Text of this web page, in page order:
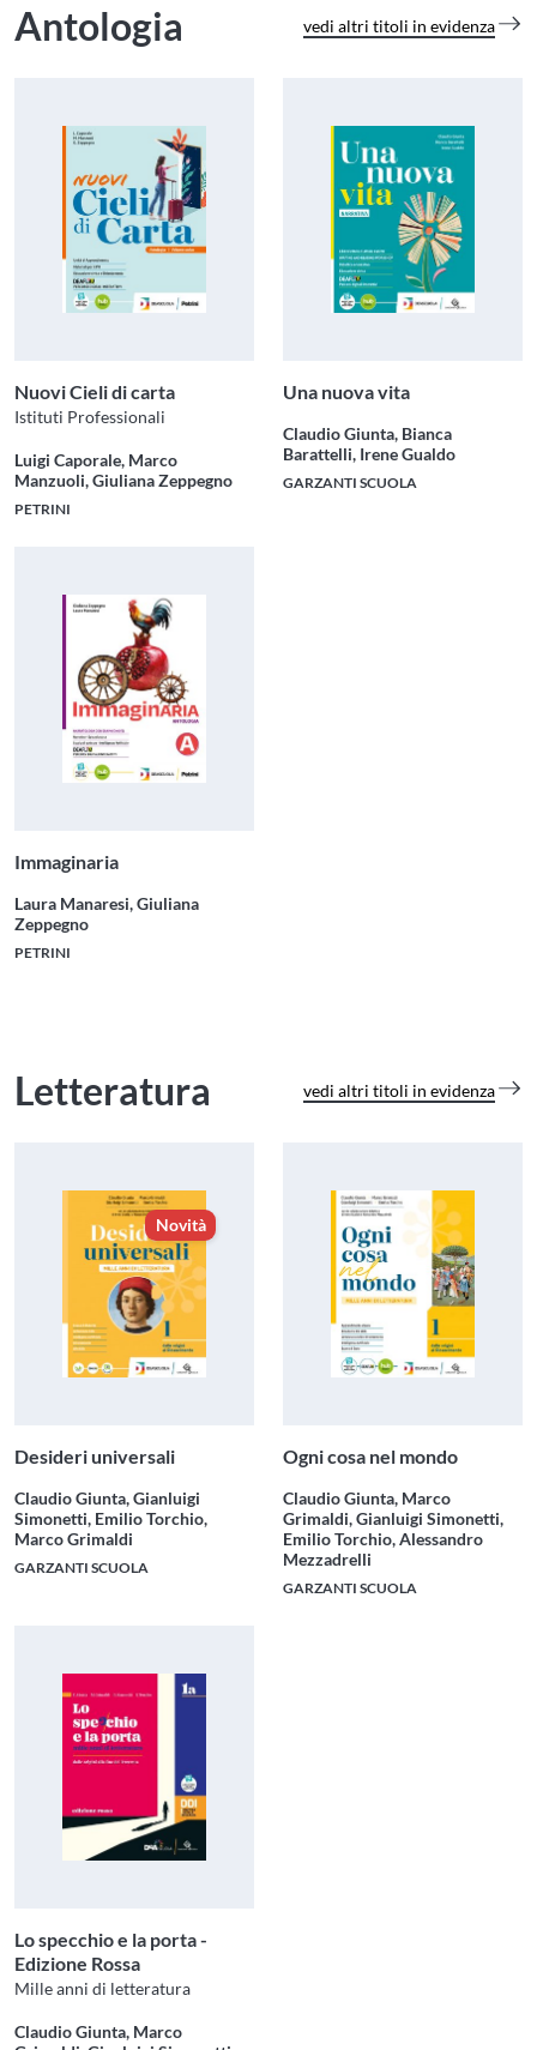
Antologia vedi altri titoli in evidenza
Nuovi Cieli di carta
Istituti Professionali
Luigi Caporale, Marco
Manzuoli, Giuliana Zeppegno
PETRINI
Una nuova vita
Claudio Giunta, Bianca
Barattelli, Irene Gualdo
GARZANTI SCUOLA
Immaginaria
Laura Manaresi, Giuliana
Zeppegno
PETRINI
Letteratura vedi altri titoli in evidenza
Novità
Desideri universali
Claudio Giunta, Gianluigi
Simonetti, Emilio Torchio,
Marco Grimaldi
GARZANTI SCUOLA
Ogni cosa nel mondo
Claudio Giunta, Marco
Grimaldi, Gianluigi Simonetti,
Emilio Torchio, Alessandro
Mezzadrelli
GARZANTI SCUOLA
Lo specchio e la porta -
Edizione Rossa
Mille anni di letteratura
Claudio Giunta, Marco